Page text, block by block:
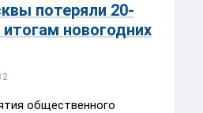
потеряли 20-
новогодних
общественного